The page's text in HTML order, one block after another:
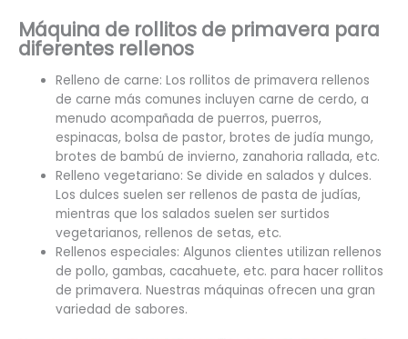
Máquina de rollitos de primavera para
diferentes rellenos
Relleno de carne: Los rollitos de primavera rellenos
de carne más comunes incluyen carne de cerdo, a
menudo acompañada de puerros, puerros,
espinacas, bolsa de pastor, brotes de judía mungo,
brotes de bambú de invierno, zanahoria rallada, etc.
Relleno vegetariano: Se divide en salados y dulces.
Los dulces suelen ser rellenos de pasta de judías,
mientras que los salados suelen ser surtidos
vegetarianos, rellenos de setas, etc.
Rellenos especiales: Algunos clientes utilizan rellenos
de pollo, gambas, cacahuete, etc. para hacer rollitos
de primavera. Nuestras máquinas ofrecen una gran
variedad de sabores.